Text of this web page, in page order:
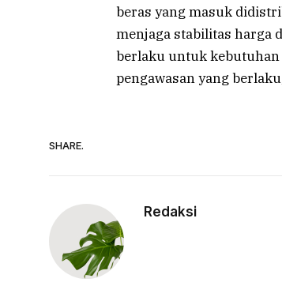
beras yang masuk
menjaga stabilitas harga
berlaku untuk kebutuhan
pengawasan yang
SHARE.
Redaksi